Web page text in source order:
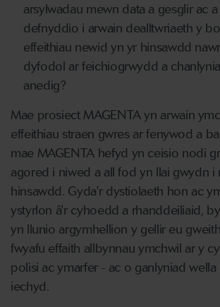
arsylwadau mewn data a gesglir ac
defnyddio i arwain dealltwriaeth y
effeithiau newid yn yr hinsawdd
dyfodol ar feichiogrwydd a
anedig?
Mae prosiect MAGENTA yn arwain
effeithiau straen gwres ar fenywod a
mae MAGENTA hefyd yn ceisio nodi
agored i niwed a all fod yn llai gwydn i
hinsawdd. Gyda'r dystiolaeth hon ac
ystyrlon â'r cyhoedd a rhanddeiliaid,
yn llunio argymhellion y gellir eu
fwyafu effaith allbynnau ymchwil ar y
polisi ac ymarfer - ac o ganlyniad wella
iechyd.